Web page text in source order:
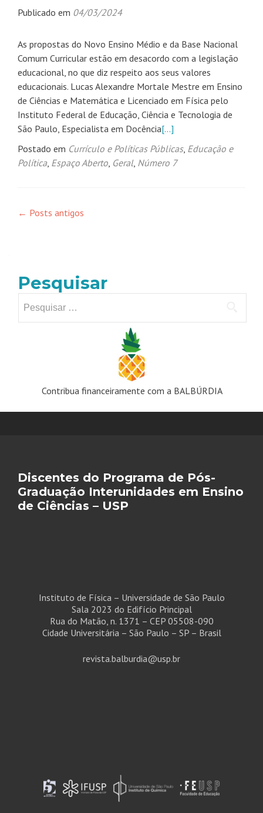
Publicado em 04/03/2024
As propostas do Novo Ensino Médio e da Base Nacional
Comum Curricular estão em desacordo com a legislação
educacional, no que diz respeito aos seus valores
educacionais. Lucas Alexandre Mortale Mestre em Ensino
de Ciências e Matemática e Licenciado em Física pelo
Instituto Federal de Educação, Ciência e Tecnologia de
São Paulo, Especialista em Docência[…]
Postado em Currículo e Políticas Públicas, Educação e
Política, Espaço Aberto Geral, Número 7
Navegação
← Posts antigos
Pesquisar
por:
Contribua financeiramente com a BALBÚRDIA
Discentes do Programa de Pós-
Graduação Interunidades em Ensino
de Ciências – USP
Instituto de Física – Universidade de São Paulo
Sala 2023 do Edifício Principal
Rua do Matão, n. 1371 – CEP 05508-090
Cidade Universitária – São Paulo – SP – Brasil
revista.balburdia@usp.br